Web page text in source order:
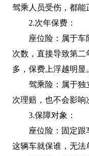
驾乘人员受伤，都能
2.次年保费：
座位险：属于
次数，直接导致第
多，保费上浮越明显
驾乘险：属于独
次理赔，也不会影响
3.保障对象：
座位险：固定
这辆车就保谁，无法